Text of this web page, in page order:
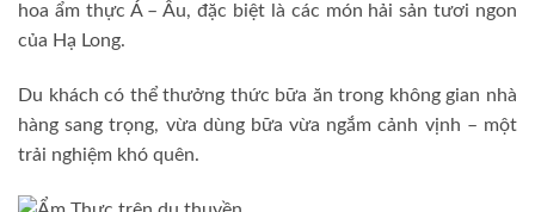
hoa ẩm thực Á – Âu, đặc biệt là các món hải sản tươi ngon
của Hạ Long.
Du khách có thể thưởng thức bữa ăn trong không gian nhà
hàng sang trọng, vừa dùng bữa vừa ngắm cảnh vịnh – một
trải nghiệm khó quên.